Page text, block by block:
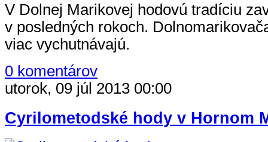
V Dolnej Marikovej hodovú tradíciu
v posledných rokoch.
viac vychutnávajú.
0 komentárov
utorok, 09 júl 2013 00:00
Cyrilometodské hody v Hornom